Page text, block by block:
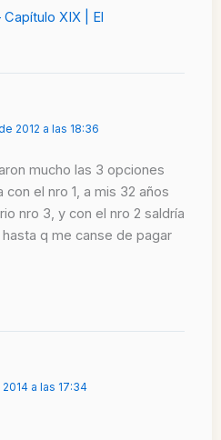
Capítulo XIX | El
2012 a las 18:36
mucho las 3 opciones
el nro 1, a mis 32 años
nro 3, y con el nro 2 saldría
q me canse de pagar
a las 17:34